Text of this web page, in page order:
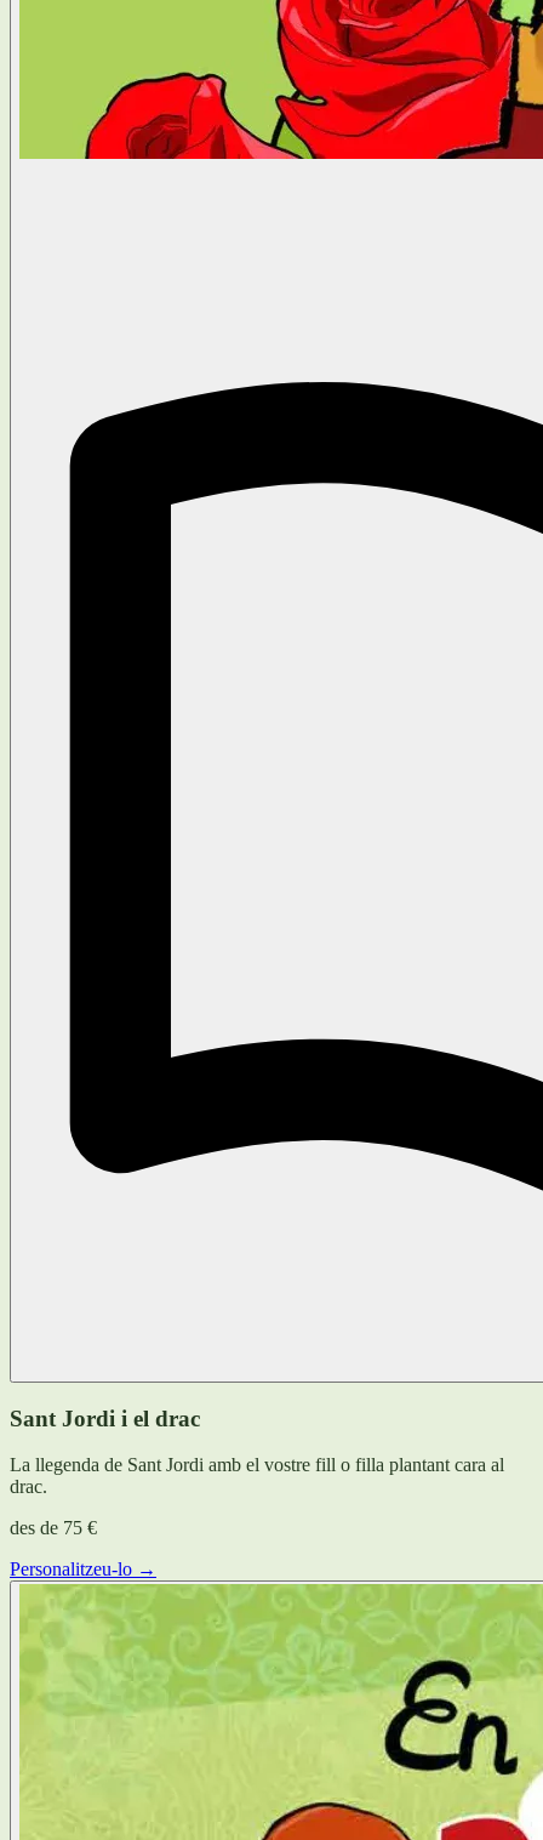
Sant Jordi i el drac
La llegenda de Sant Jordi amb el vostre fill o filla plantant cara al
drac.
des de 75 €
Personalitzeu-lo →